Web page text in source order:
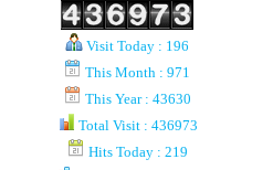
Visit Today : 196
This Month : 971
This Year : 43630
Total Visit : 436973
Hits Today : 219